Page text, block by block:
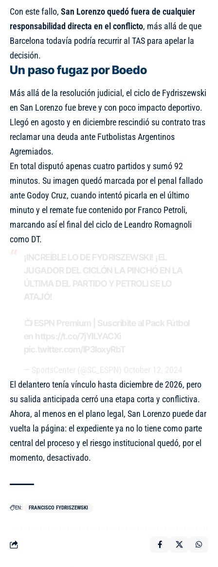
Con este fallo, San Lorenzo quedó fuera de cualquier
responsabilidad directa en el conflicto, más allá de que
Barcelona todavía podría recurrir al TAS para apelar la
decisión.
Un paso fugaz por Boedo
Más allá de la resolución judicial, el ciclo de Fydriszewski
en San Lorenzo fue breve y con poco impacto deportivo.
Llegó en agosto y en diciembre rescindió su contrato tras
reclamar una deuda ante Futbolistas Argentinos
Agremiados.
En total disputó apenas cuatro partidos y sumó 92
minutos. Su imagen quedó marcada por el penal fallado
ante Godoy Cruz, cuando intentó picarla en el último
minuto y el remate fue contenido por Franco Petroli,
marcando así el final del ciclo de Leandro Romagnoli
como DT.
¡INCREÍBLE LO DE FYDRISZEWSKI! ¡EL
JUGADOR DEL CICLÓN LA PINCHÓ EN LA
ÚLTIMA DEL PARTIDO Y PETROLI SE LO
ATAJÓ!
📺 ESPN Premium | Suscribite al Pack Fútbol
en https://t.co/7jYILYACXi
pic.twitter.com/lP3IoxyRbT
— SportsCenter (@SC_ESPN) October 12, 2024
El delantero tenía vínculo hasta diciembre de 2026, pero
su salida anticipada cerró una etapa corta y conflictiva.
Ahora, al menos en el plano legal, San Lorenzo puede dar
vuelta la página: el expediente ya no lo tiene como parte
central del proceso y el riesgo institucional quedó, por el
momento, desactivado.
EN: FRANCISCO FYDRISZEWSKI